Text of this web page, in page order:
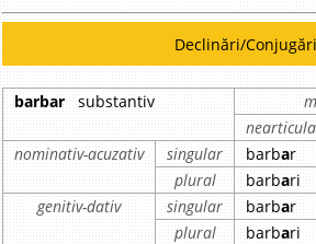
Declinări/Conjugări
barbar substantiv
nominativ-acuzativ
singular barbar
plural
barbari
genitiv-dativ
singular barbar
plural
barbari